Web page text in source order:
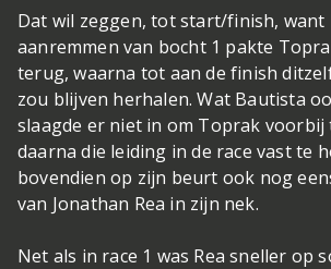
Dat wil zeggen, tot start/finish, want
aanremmen van bocht 1 pakte
terug, waarna tot aan de finish
zou blijven herhalen. Wat Bautista
slaagde er niet in om Toprak voorbij
daarna die leiding in de race vast te
bovendien op zijn beurt ook nog
van Jonathan Rea in zijn nek.
Net als in race 1 was Rea sneller op